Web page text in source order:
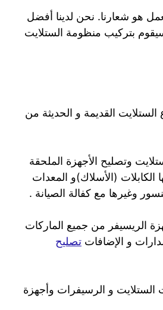
هو شعارنا. نحن لدينا أفضل
بتركيب منظومة الستلايت
الستلايت القديمة و الحديثة من
وتصليح الأجهزة الملحقة
الكابلات (الأسلاك)و المعدات
وغيرها مع كفالة الصيانة .
الريسيفر من جميع الماركات
و الإضافات تصليح
الستلايت و الرسيفرات وأجهزة